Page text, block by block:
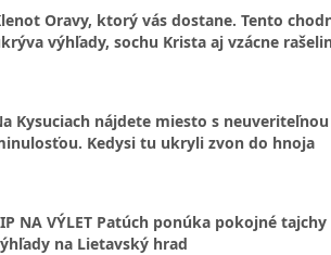
Oravy, ktorý vás dostane. Tento
výhľady, sochu Krista aj vzácne
Kysuciach nájdete miesto s neuveriteľnou
Kedysi tu ukryli zvon do hnoja
NA VÝLET Patúch ponúka pokojné tajchy
na Lietavský hrad